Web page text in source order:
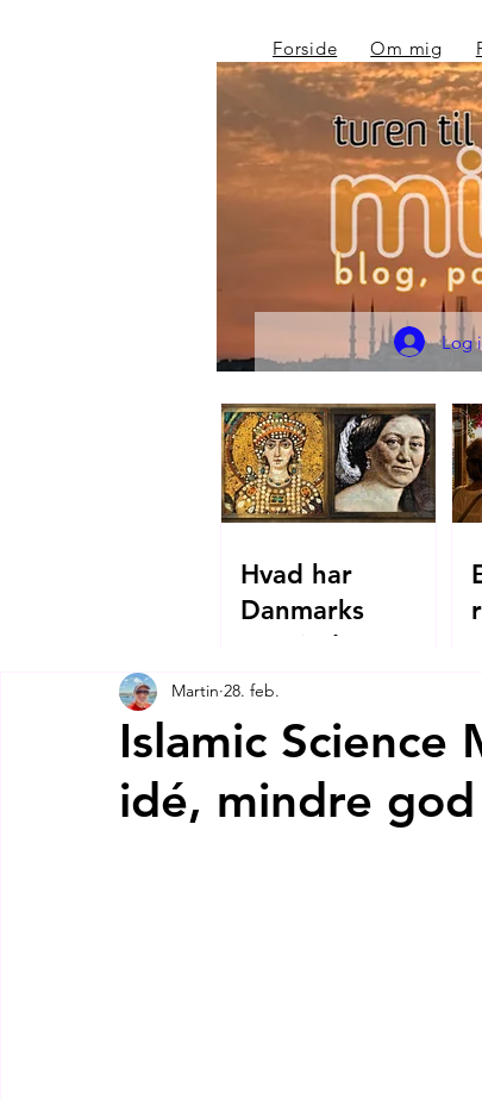
Forside Om mig
Log
Hvad har
Danmarks
Grevinde Danner
og Hagia
Sophias
kejserinde
Theodora
tilfælles?
Islamic Science
idé, mindre
Martin 28. feb.